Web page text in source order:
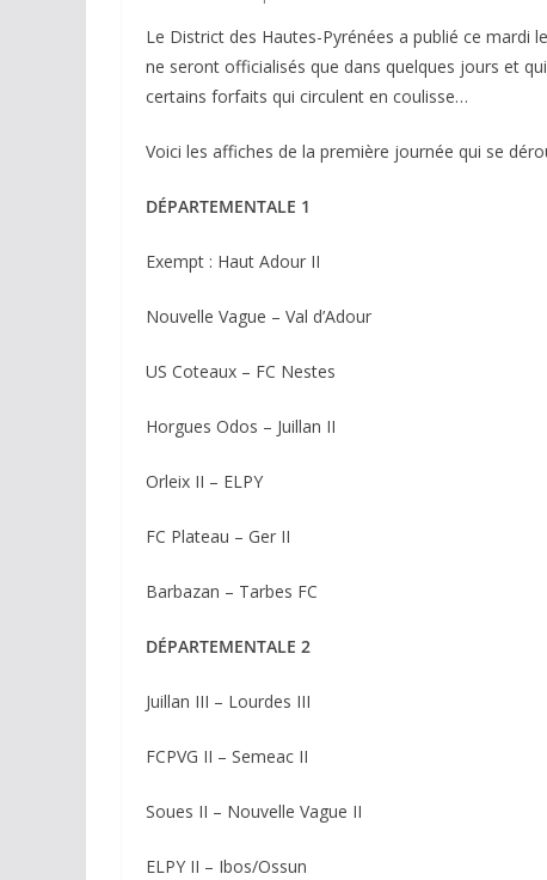
Le District des Hautes-Pyrénées a publié ce mardi
ne seront officialisés que dans quelques jours et
certains forfaits qui circulent en coulisse…
Voici les affiches de la première journée qui se
DÉPARTEMENTALE 1
Exempt : Haut Adour II
Nouvelle Vague – Val d’Adour
US Coteaux – FC Nestes
Horgues Odos – Juillan II
Orleix II – ELPY
FC Plateau – Ger II
Barbazan – Tarbes FC
DÉPARTEMENTALE 2
Juillan III – Lourdes III
FCPVG II – Semeac II
Soues II – Nouvelle Vague II
ELPY II – Ibos/Ossun